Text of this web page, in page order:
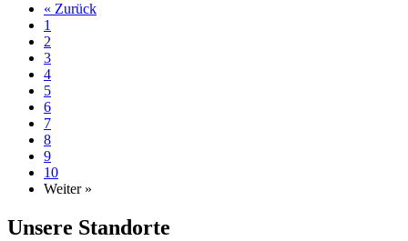
« Zurück
1
2
3
4
5
6
7
8
9
10
Weiter »
Unsere Standorte